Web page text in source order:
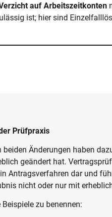
auf Arbeitszeitkonten
ist; hier sind
Prüfpraxis
beiden Änderungen haben
geändert hat.
Antragsverfahren dar und
nicht oder nur mit
zu benennen: